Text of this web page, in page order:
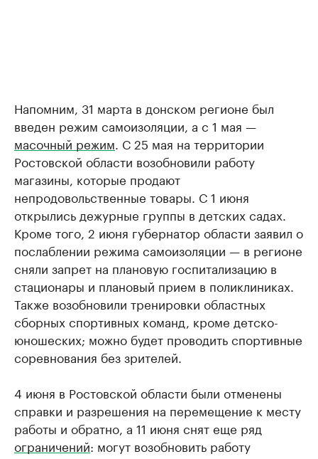
Напомним, 31 марта в донском регионе был
введен режим самоизоляции, а с 1 мая —
масочный режим . С 25 мая на территории
Ростовской области возобновили работу
магазины, которые продают
непродовольственные товары. С 1 июня
открылись дежурные группы в детских садах.
Кроме того, 2 июня губернатор области заявил о
послаблении режима самоизоляции — в регионе
сняли запрет на плановую госпитализацию в
стационары и плановый прием в поликлиниках.
Также возобновили тренировки областных
сборных спортивных команд, кроме детско-
юношеских; можно будет проводить спортивные
соревнования без зрителей.
4 июня в Ростовской области были отменены
справки и разрешения на перемещение к месту
работы и обратно, а 11 июня снят еще ряд
ограничений: могут возобновить работу